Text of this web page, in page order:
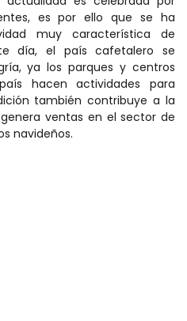
es por ello que se ha
muy característica de
día, el país cafetalero se
ya los parques y centros
hacen actividades para
también contribuye a la
ventas en el sector de
navideños.